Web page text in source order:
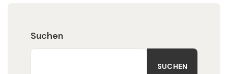
Suchen
SUCHEN